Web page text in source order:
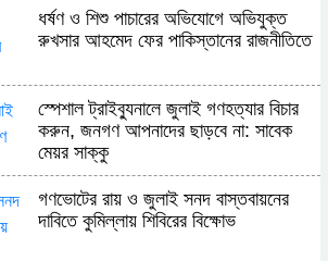
ধর্ষণ ও শিশু পাচারের অভিযোগে অভিযুক্ত
রুখসার আহমেদ ফের পাকিস্তানের রাজনীতিতে
স্পেশাল ট্রাইব্যুনালে জুলাই গণহত্যার বিচার
করুন, জনগণ আপনাদের ছাড়বে না: সাবেক
মেয়র সাক্কু
গণভোটের রায় ও জুলাই সনদ বাস্তবায়নের
দাবিতে কুমিল্লায় শিবিরের বিক্ষোভ